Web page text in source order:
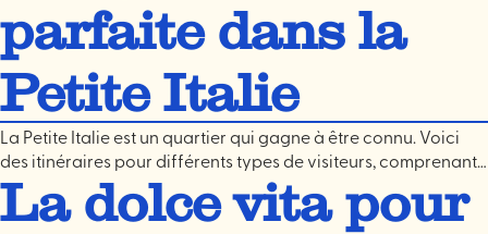
parfaite dans la
Petite Italie
La Petite Italie est un quartier qui gagne à être connu. Voici
des itinéraires pour différents types de visiteurs, comprenant…
La dolce vita pour